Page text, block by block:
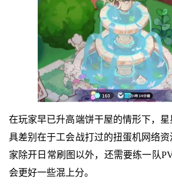
在玩家早已升高端饼干屋的情形下，
具差别在于工会战打过的扭蛋机网络
家除开日常刷图以外，还需要练一队
会更好一些混上分。